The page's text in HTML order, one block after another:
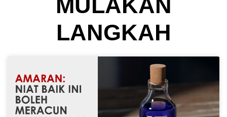
MULAKAN
LANGKAH